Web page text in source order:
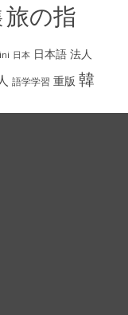
旅の指
日本 日本語 法人
語学学習 重版 韓